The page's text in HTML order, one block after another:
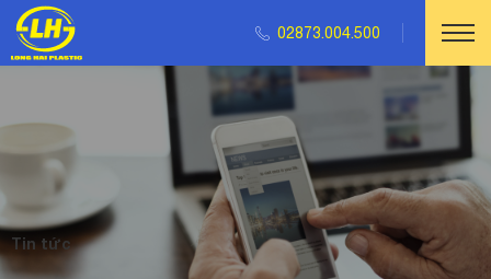
02873.004.500
Tin tức